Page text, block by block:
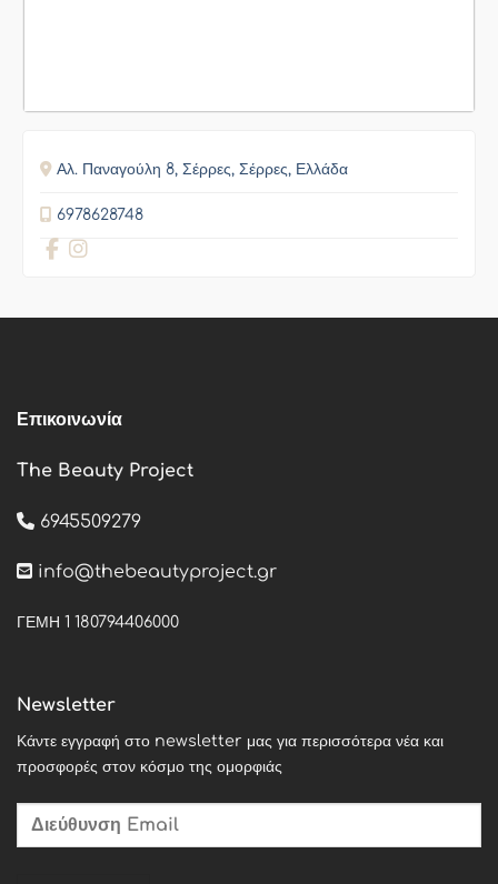
Αλ. Παναγούλη 8, Σέρρες, Σέρρες, Ελλάδα
6978628748
Επικοινωνία
The Beauty Project
6945509279
info@thebeautyproject.gr
ΓΕΜΗ 1 180794406000
Newsletter
Κάντε εγγραφή στο newsletter μας για περισσότερα νέα και
προσφορές στον κόσμο της ομορφιάς